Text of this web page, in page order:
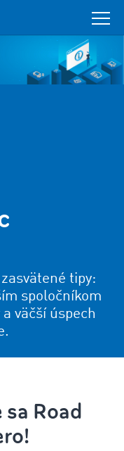
tipy:
spoločníkom
väčší úspech
Road